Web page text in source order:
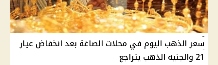
سعر الذهب اليوم في محلات الصاغة بعد انخفاض عيار
21 والجنيه الذهب يتراجع